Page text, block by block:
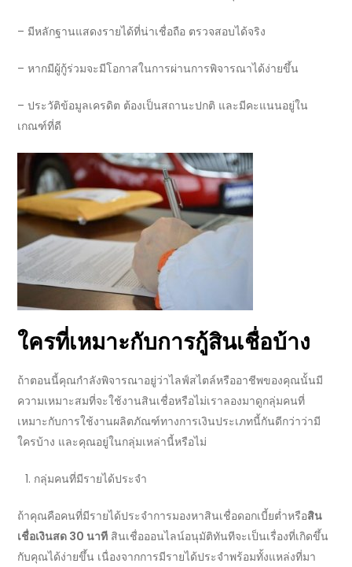
– มีหลักฐานแสดงรายได้ที่น่าเชื่อถือ ตรวจสอบได้จริง
–หากมีผู้กู้ร่วมจะมีโอกาสในการผ่านการพิจารณาได้ง่ายขึ้น
–ประวัติข้อมูลเครดิต ต้องเป็นสถานะปกติ และมีคะแนนอยู่ใน
เกณฑ์ที่ดี
ใครที่เหมาะกับการกู้สินเชื่อบ้าง
ถ้าตอนนี้คุณกำลังพิจารณาอยู่ว่าไลฟ์สไตล์หรืออาชีพของคุณนั้นมี
ความเหมาะสมที่จะใช้งานสินเชื่อหรือไม่เราลองมาดูกลุ่มคนที่
เหมาะกับการใช้งานผลิตภัณฑ์ทางการเงินประเภทนี้กันดีกว่าว่ามี
ใครบ้าง และคุณอยู่ในกลุ่มเหล่านี้หรือไม่
กลุ่มคนที่มีรายได้ประจำ
ถ้าคุณคือคนที่มีรายได้ประจำการมองหาสินเชื่อดอกเบี้ยต่ำหรือสิน
เชื่อเงินสด 30 นาที สินเชื่อออนไลน์อนุมัติทันทีจะเป็นเรื่องที่เกิดขึ้น
กับคุณได้ง่ายขึ้น เนื่องจากการมีรายได้ประจำพร้อมทั้งแหล่งที่มา